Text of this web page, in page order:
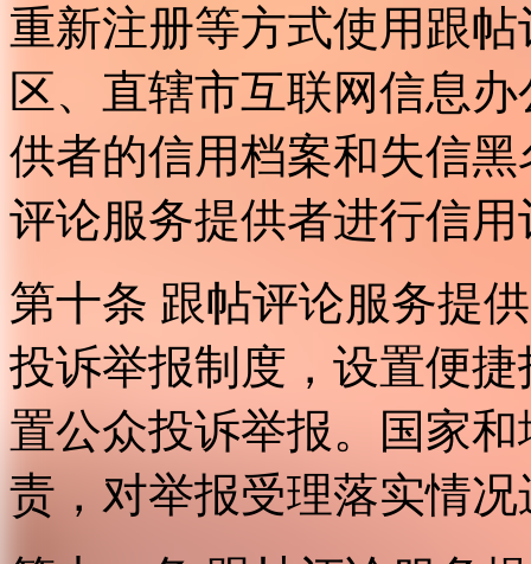
重新注册等方式使用跟
区、直辖市互联网信息
供者的信用档案和失信
评论服务提供者进行信用
第十条 跟帖评论服务提
投诉举报制度，设置便
置公众投诉举报。国家
责，对举报受理落实情